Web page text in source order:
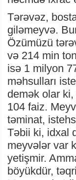
Tərəvəz,
giləmeyvə.
Özümüzü
və 214 min
isə 1 milyon
məhsulları
demək olar
104 faiz.
təminat,
Təbii ki, idxal
meyvələr var
yetişmir.
böyükdür,